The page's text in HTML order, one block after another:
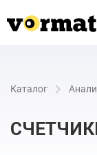
Каталог